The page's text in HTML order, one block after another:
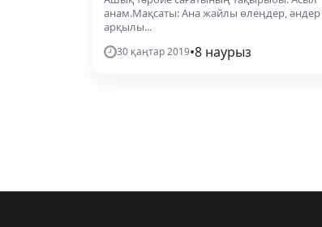
анам.Мақсаты: Ана жайлы өлеңдер, әндер
арқылы...
30 қаңтар 2019•8 наурыз